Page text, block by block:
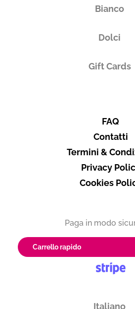
Carrello rapido
Bianco
Dolci
Gift Cards
FAQ
Contatti
Termini &
Privacy
Cookies
Paga in modo
Italiano